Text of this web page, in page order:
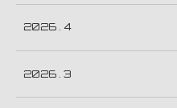
2026 . 4
2026 . 3